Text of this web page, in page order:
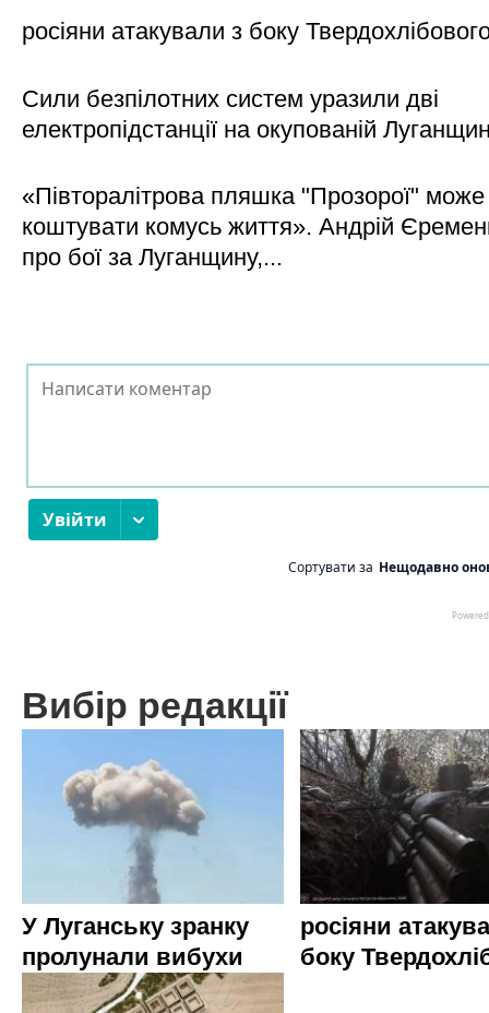
росіяни атакували з боку
Сили безпілотних систем уразили дві
електропідстанції на окупованій
«Півторалітрова пляшка "Прозорої" може
коштувати комусь життя». Андрій
про бої за Луганщину,...
Вибір редакції
У Луганську зранку
пролунали вибухи
росіяни
боку